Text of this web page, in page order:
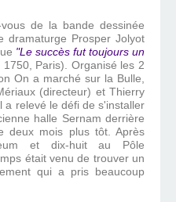
de la bande dessinée
dramaturge Prosper Jolyot
"Le succès fut toujours un
1750, Paris). Organisé les 2
On a marché sur la Bulle,
(directeur) et Thierry
a relevé le défi de s'installer
halle Sernam derrière
deux mois plus tôt. Après
et dix-huit au Pôle
était venu de trouver un
qui a pris beaucoup